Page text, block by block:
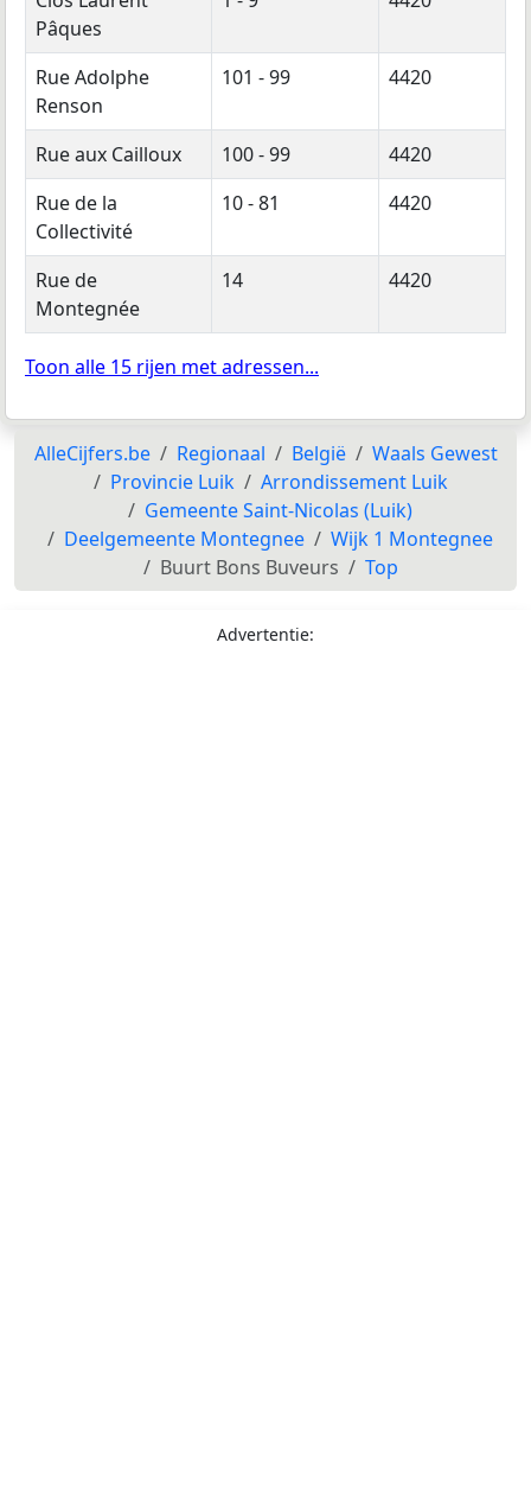
Pâques
Rue Adolphe
Renson
101 - 99 4420
Rue aux Cailloux 100 - 99
4420
Rue de la
Collectivité
10 - 81 4420
Rue de
Montegnée
14 4420
Toon alle 15 rijen met adressen...
AlleCijfers.be Regionaal België
Waals Gewest
Provincie Luik
Arrondissement Luik
Gemeente Saint-Nicolas (Luik)
Deelgemeente Montegnee
Wijk 1 Montegnee
Buurt Bons Buveurs
Top
Advertentie: